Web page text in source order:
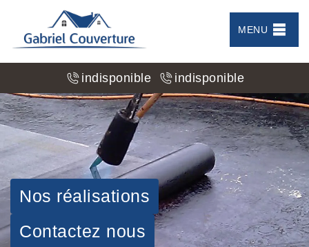
MENU
indisponible indisponible
Nos réalisations
Contactez nous